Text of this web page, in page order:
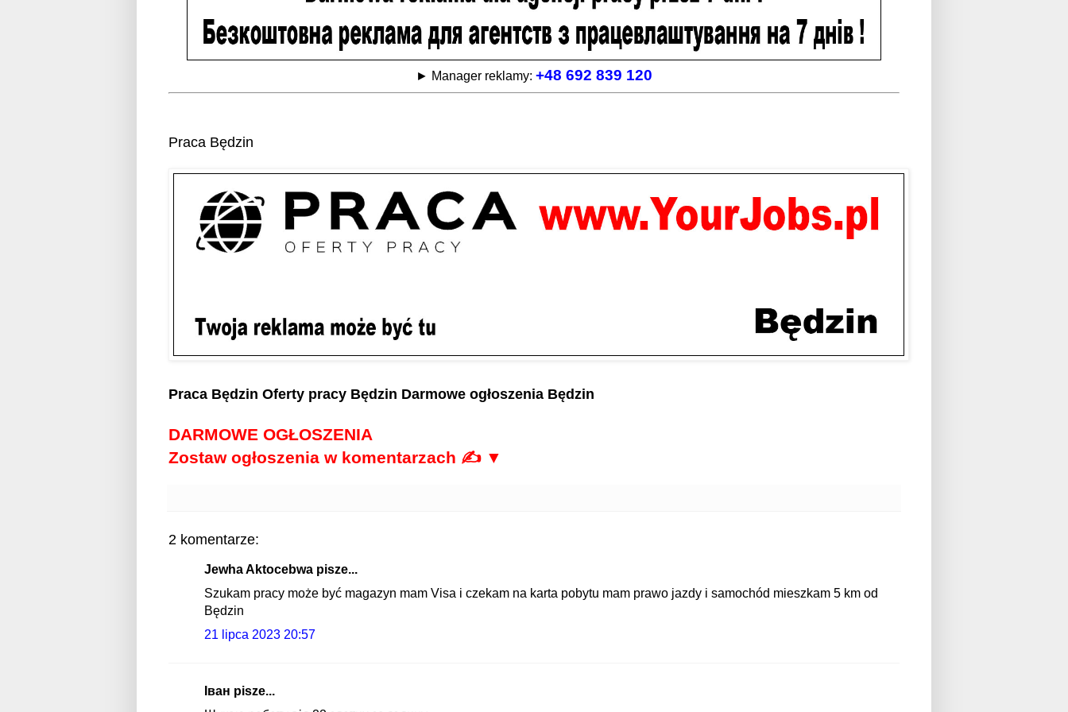
► Manager reklamy: +48 692 839 120
Praca Będzin
Praca Będzin Oferty pracy Będzin Darmowe ogłoszenia Będzin
DARMOWE OGŁOSZENIA
Zostaw ogłoszenia w komentarzach ✍ ▼
2 komentarze:
Jewha Aktocebwa pisze...
Szukam pracy może być magazyn mam Visa i czekam na karta pobytu mam prawo jazdy i samochód mieszkam 5 km od
Będzin
21 lipca 2023 20:57
Іван pisze...